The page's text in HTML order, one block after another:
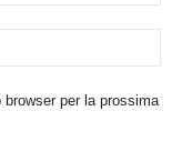
per la prossima